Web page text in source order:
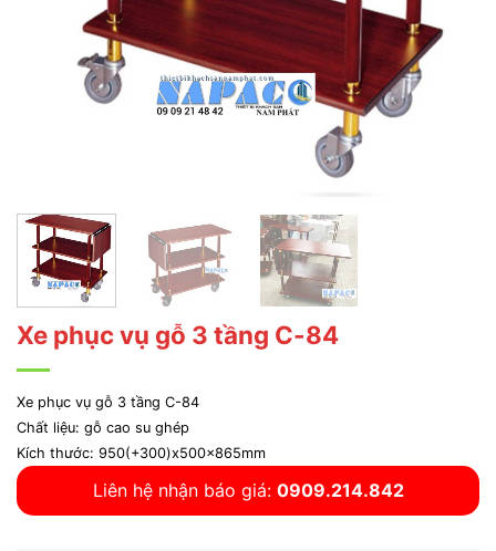
Xe phục vụ gỗ 3 tầng C-84
Xe phục vụ gỗ 3 tầng C-84
Chất liệu: gỗ cao su ghép
Kích thước: 950(+300)x500x865mm
Liên hệ nhận báo giá: 0909.214.842